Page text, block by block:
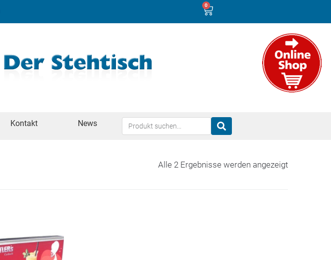
0
Kontakt News
Alle 2 Ergebnisse werden angezeigt